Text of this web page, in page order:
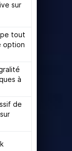
sur
tout
option
à
de